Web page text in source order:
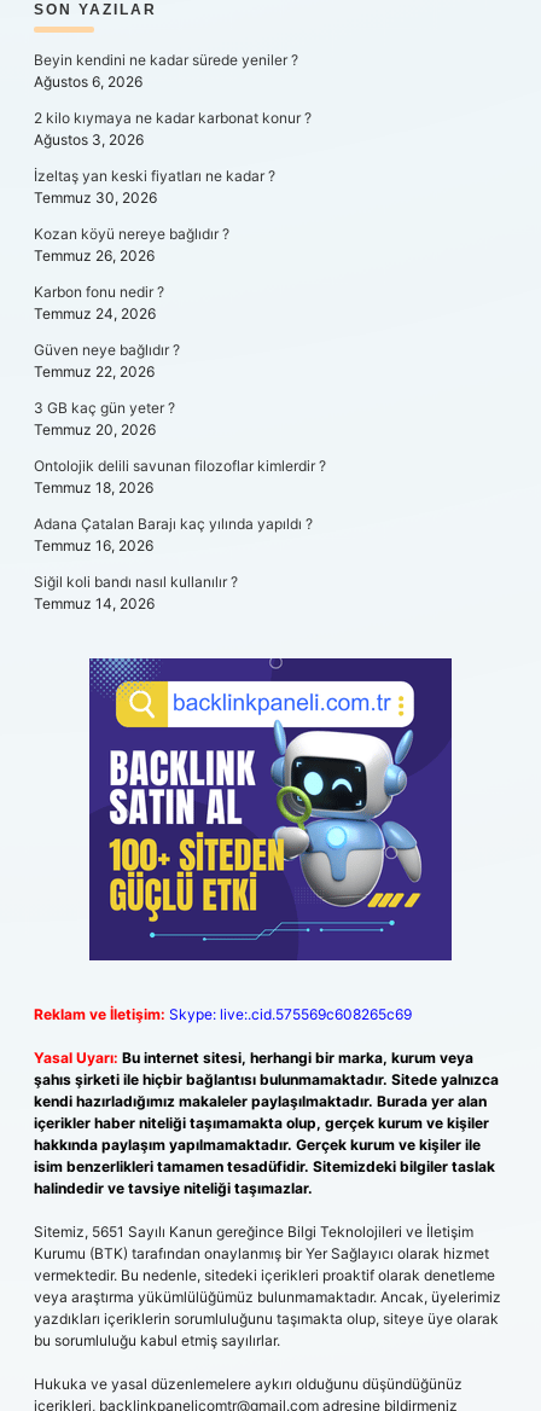
SIDEBAR
SON YAZILAR
Beyin kendini ne kadar sürede yeniler ?
Ağustos 6, 2026
2 kilo kıymaya ne kadar karbonat konur ?
Ağustos 3, 2026
İzeltaş yan keski fiyatları ne kadar ?
Temmuz 30, 2026
Kozan köyü nereye bağlıdır ?
Temmuz 26, 2026
Karbon fonu nedir ?
Temmuz 24, 2026
Güven neye bağlıdır ?
Temmuz 22, 2026
3 GB kaç gün yeter ?
Temmuz 20, 2026
Ontolojik delili savunan filozoflar kimlerdir ?
Temmuz 18, 2026
Adana Çatalan Barajı kaç yılında yapıldı ?
Temmuz 16, 2026
Siğil koli bandı nasıl kullanılır ?
Temmuz 14, 2026
Reklam ve İletişim: Skype: live:.cid.575569c608265c69
Yasal Uyarı: Bu internet sitesi, herhangi bir marka, kurum veya
şahıs şirketi ile hiçbir bağlantısı bulunmamaktadır. Sitede yalnızca
kendi hazırladığımız makaleler paylaşılmaktadır. Burada yer alan
içerikler haber niteliği taşımamakta olup, gerçek kurum ve kişiler
hakkında paylaşım yapılmamaktadır. Gerçek kurum ve kişiler ile
isim benzerlikleri tamamen tesadüfidir. Sitemizdeki bilgiler taslak
halindedir ve tavsiye niteliği taşımazlar.
Sitemiz, 5651 Sayılı Kanun gereğince Bilgi Teknolojileri ve İletişim
Kurumu (BTK) tarafından onaylanmış bir Yer Sağlayıcı olarak hizmet
vermektedir. Bu nedenle, sitedeki içerikleri proaktif olarak denetleme
veya araştırma yükümlülüğümüz bulunmamaktadır. Ancak, üyelerimiz
yazdıkları içeriklerin sorumluluğunu taşımakta olup, siteye üye olarak
bu sorumluluğu kabul etmiş sayılırlar.
Hukuka ve yasal düzenlemelere aykırı olduğunu düşündüğünüz
içerikleri, backlinkpanelicomtr@gmail.com adresine bildirmeniz